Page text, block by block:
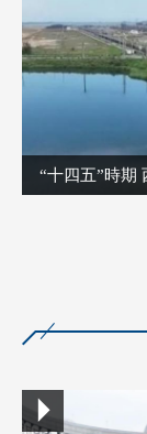
“十四五”時期